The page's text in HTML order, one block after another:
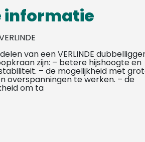
informatie
van een VERLINDE
zijn: – betere hijshoogte en
– de mogelijkheid met
overspanningen te werken. – de
om ta